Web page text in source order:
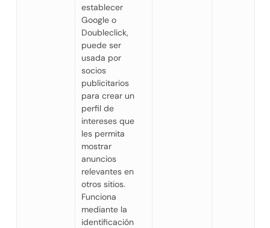
establecer
Google o
Doubleclick,
puede ser
usada por
socios
publicitarios
para crear un
perfil de
intereses que
les permita
mostrar
anuncios
relevantes en
otros sitios.
Funciona
mediante la
identificación